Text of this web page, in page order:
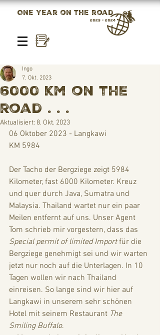
One year on the road
2023 - 2024
6000 km on the
road . . .
Ingo
7. Okt. 2023
Aktualisiert: 8. Okt. 2023
06 Oktober 2023 - Langkawi
KM 5984
Der Tacho der Bergziege zeigt 5984
Kilometer, fast 6000 Kilometer. Kreuz
und quer durch Java, Sumatra und
Malaysia. Thailand wartet nur ein paar
Meilen entfernt auf uns. Unser Agent
Tom schrieb mir vorgestern, dass das
Special permit of limited Import für die
Bergziege genehmigt sei und wir warten
jetzt nur noch auf die Unterlagen. In 10
Tagen wollen wir nach Thailand
einreisen. So lange sind wir hier auf
Langkawi in unserem sehr schönen
Hotel mit seinem Restaurant The
Smiling Buffalo.